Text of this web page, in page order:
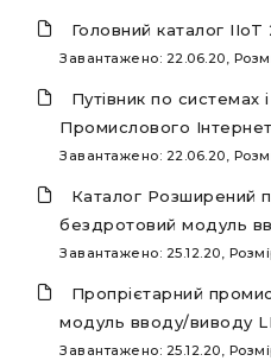
Головний каталог IIoT
Завантажено: 22.06.20,
Путівник по системах
Промислового
Завантажено: 22.06.20,
Каталог Розширений
бездротовий модуль
Завантажено: 25.12.20,
Пропрієтарний
модуль вводу/виводу
Завантажено: 25.12.20,